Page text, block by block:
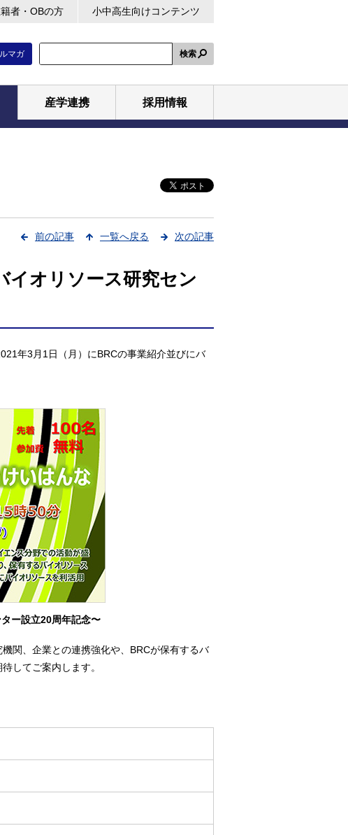
者・OBの方 小中高生向けコンテンツ
マガ 検索
産学連携 採用情報
前の記事 一覧へ戻る 次の記事
イオリソース研究セン
年3月1日（月）にBRCの事業紹介並びにバ
ー設立20周年記念〜
関、企業との連携強化や、BRCが保有するバ
してご案内します。